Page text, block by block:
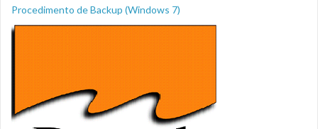
Procedimento de Backup (Windows 7)